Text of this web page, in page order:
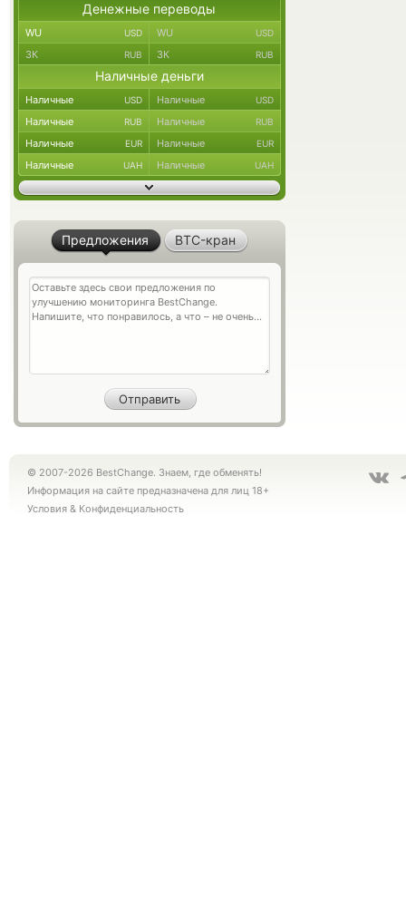
Денежные переводы
WU USD WU USD
ЗК RUB ЗК RUB
Наличные деньги
Наличные USD Наличные USD
Наличные RUB Наличные RUB
Наличные EUR Наличные EUR
Наличные UAH Наличные UAH
Предложения BTC-кран
© 2007-2026 BestChange. Знаем, где обменять!
Информация на сайте предназначена для лиц 18+
Условия & Конфиденциальность